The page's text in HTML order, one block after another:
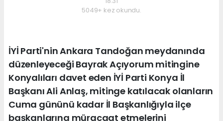
5049+ kez okundu.
İYİ Parti'nin Ankara Tandoğan meydanında
düzenleyeceği Bayrak Açıyorum mitingine
Konyalıları davet eden İYİ Parti Konya İl
Başkanı Ali Anlaş, mitinge katılacak olanların
Cuma gününü kadar İl Başkanlığıyla ilçe
başkanlarına müracaat etmelerini